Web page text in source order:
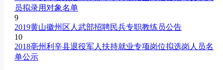
员拟录用对象名单
9
2019黄山徽州区人武部招聘民兵专职教练员公告
10
2018亳州利辛县退役军人扶持就业专项岗位拟选岗人员名
单公示